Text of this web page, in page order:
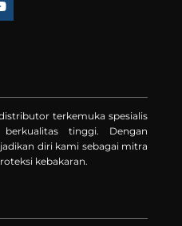
terkemuka spesialis
tinggi. Dengan
diri kami sebagai mitra
kebakaran.